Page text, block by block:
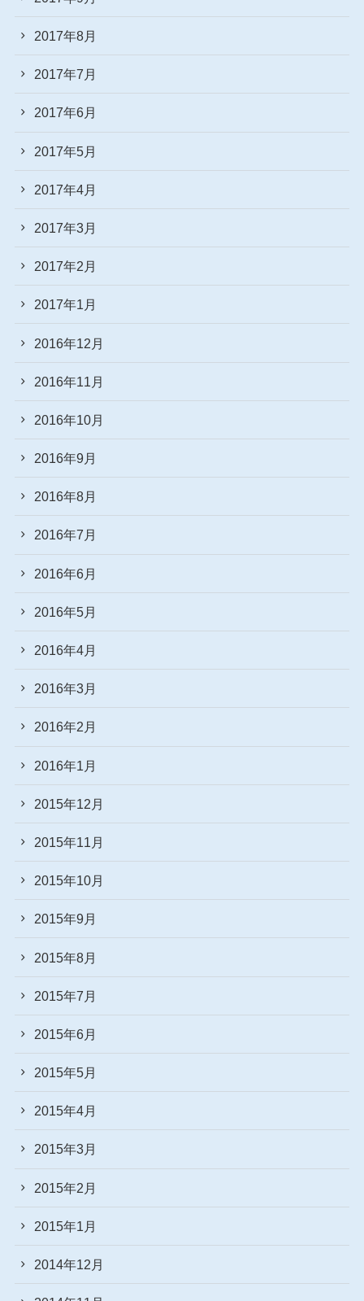
2017年8月
2017年7月
2017年6月
2017年5月
2017年4月
2017年3月
2017年2月
2017年1月
2016年12月
2016年11月
2016年10月
2016年9月
2016年8月
2016年7月
2016年6月
2016年5月
2016年4月
2016年3月
2016年2月
2016年1月
2015年12月
2015年11月
2015年10月
2015年9月
2015年8月
2015年7月
2015年6月
2015年5月
2015年4月
2015年3月
2015年2月
2015年1月
2014年12月